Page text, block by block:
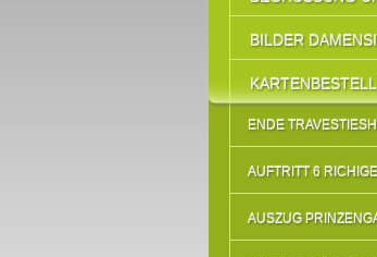
BILDER
ENDE
AUFTRITT 6
AUSZUG